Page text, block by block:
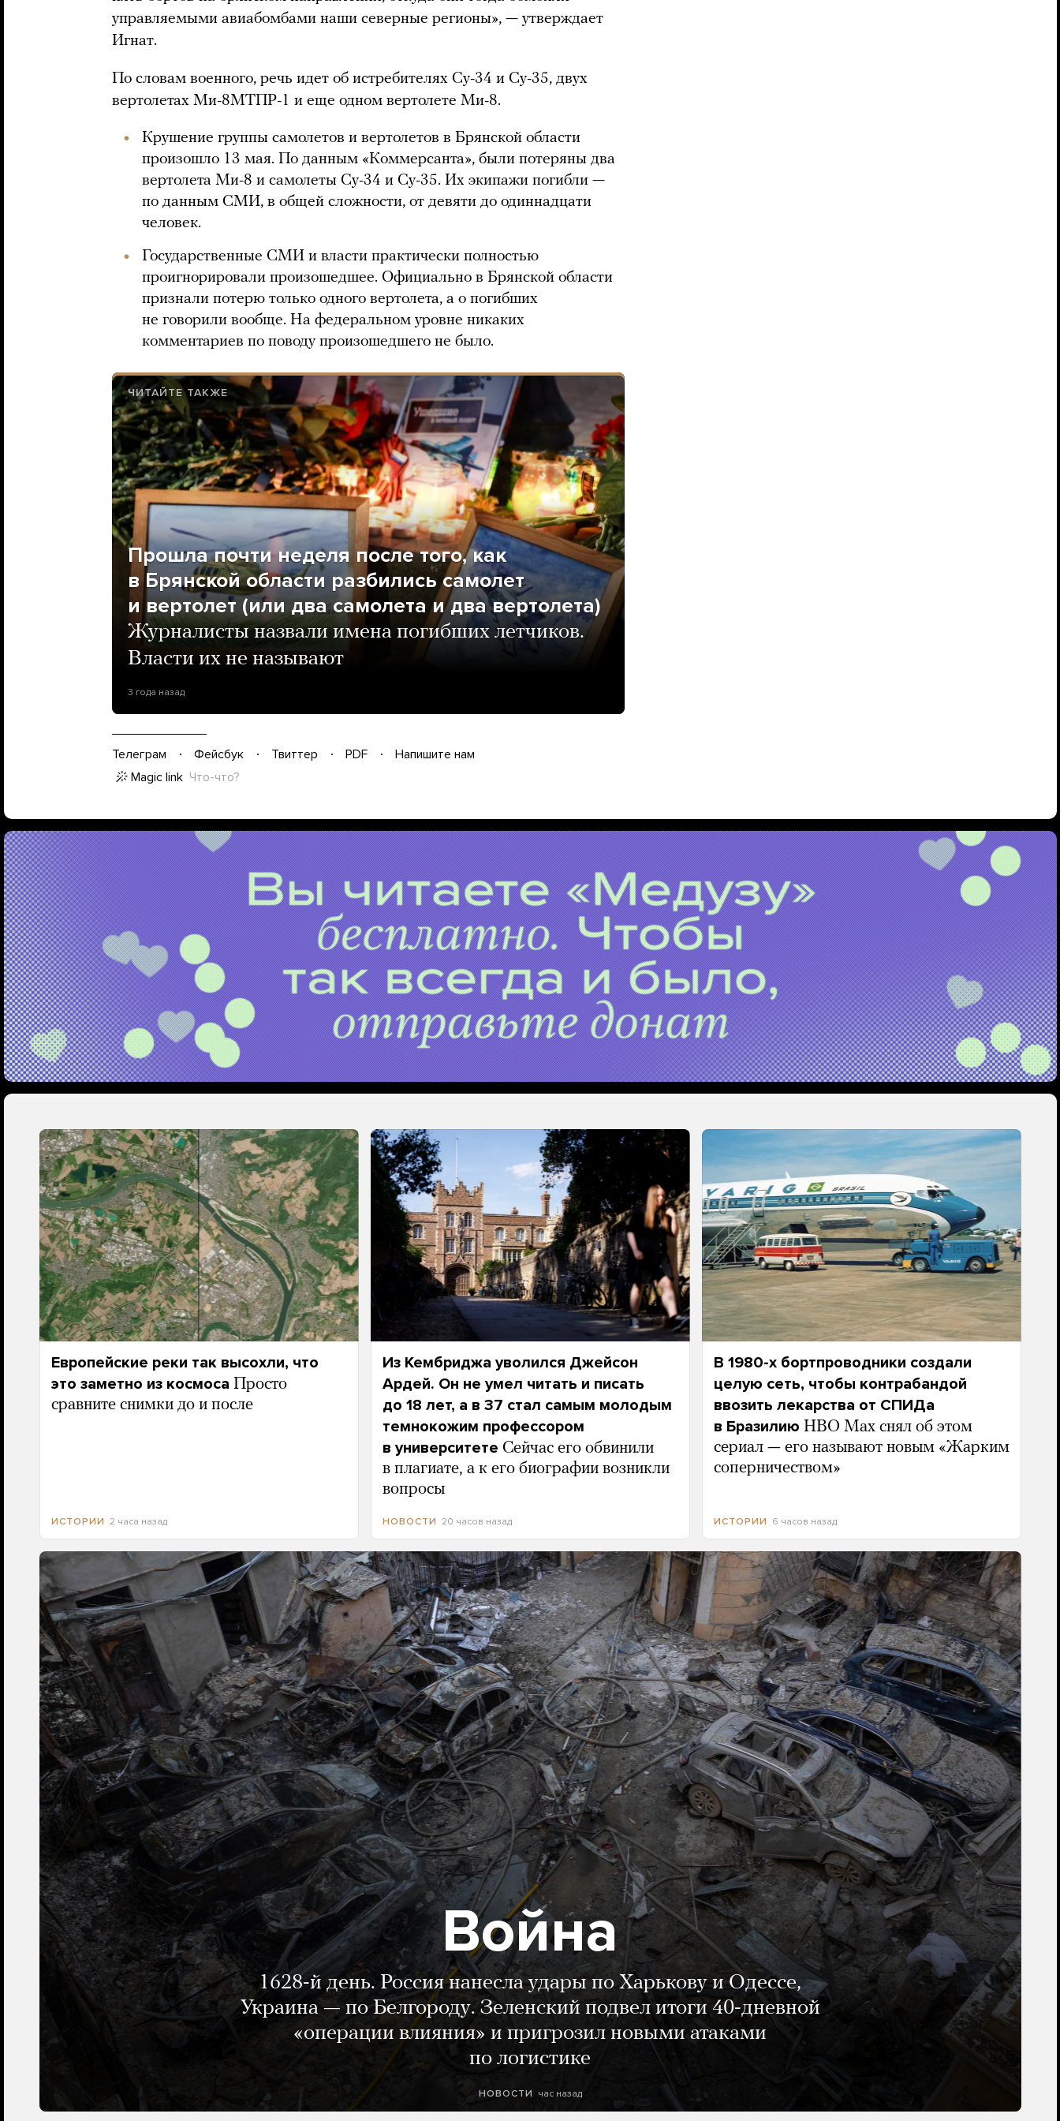
управляемыми авиабомбами наши северные регионы», — утверждает
Игнат.
По словам военного, речь идет об истребителях Су-34 и Су-35, двух
вертолетах Ми-8МТПР-1 и еще одном вертолете Ми-8.
Крушение группы самолетов и вертолетов в Брянской области
произошло 13 мая. По данным «Коммерсанта», были потеряны два
вертолета Ми-8 и самолеты Су-34 и Су-35. Их экипажи погибли —
по данным СМИ, в общей сложности, от девяти до одиннадцати
человек.
Государственные СМИ и власти практически полностью
проигнорировали произошедшее. Официально в Брянской области
признали потерю только одного вертолета, а о погибших
не говорили вообще. На федеральном уровне никаких
комментариев по поводу произошедшего не было.
ЧИТАЙТЕ ТАКЖЕ
Прошла почти неделя после того, как
в Брянской области разбились самолет
и вертолет (или два самолета и два вертолета)
Журналисты назвали имена погибших летчиков.
Власти их не называют
3 года назад
Телеграм Фейсбук Твиттер PDF
Напишите нам
Magic link Что-что?
Европейские реки так высохли, что
это заметно из космоса Просто
сравните снимки до и после
ИСТОРИИ 2 часа назад
Из Кембриджа уволился Джейсон
Ардей. Он не умел читать и писать
до 18 лет, а в 37 стал самым молодым
темнокожим профессором
в университете Сейчас его обвинили
в плагиате, а к его биографии возникли
вопросы
НОВОСТИ 20 часов назад
В 1980-х бортпроводники создали
целую сеть, чтобы контрабандой
ввозить лекарства от СПИДа
в Бразилию HBO Max снял об этом
сериал — его называют новым «Жарким
соперничеством»
ИСТОРИИ 6 часов назад
Война
1628-й день. Россия нанесла удары по Харькову и Одессе,
Украина — по Белгороду. Зеленский подвел итоги 40-дневной
«операции влияния» и пригрозил новыми атаками
по логистике
НОВОСТИ час назад